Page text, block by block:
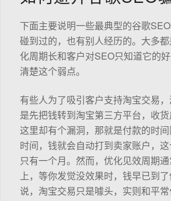
下面主要说明一些最典型的谷歌
碰到过的，也有别人经历的。大多
化周期长和客户对SEO只知道它的
清楚这个弱点。
有些人为了吸引客户支持淘宝交易
是先把钱转到淘宝第三方平台，收货
这里却有个漏洞，那就是付款的时
时间，钱就会自动打到卖家账户，
只有一个月。然而，优化见效周期
上，等你发觉没效果时，钱早已到
说，淘宝交易只是噱头，实则和平常